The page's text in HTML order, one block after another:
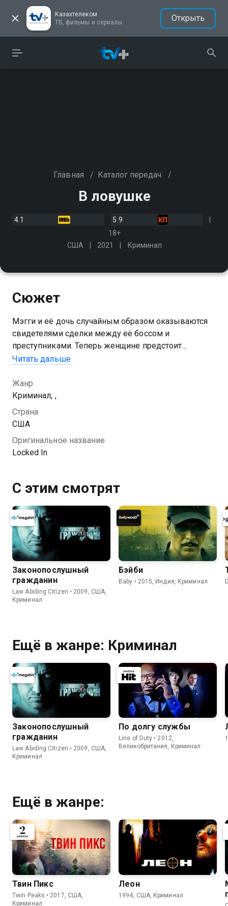
Казахтелеком
ТВ, фильмы и сериалы
Открыть
Главная / Каталог передач /
В ловушке
4.1
5.9
18+
США
2021 Криминал
Сюжет
Мэгги и её дочь случайным образом оказываются
свидетелями сделки между её боссом и
преступниками. Теперь женщине предстоит
защитить свою семью от наёмных убийц, которые
Читать дальше
Жанр
Криминал, ,
Страна
США
Оригинальное название
Locked In
С этим смотрят
Законопослушный
гражданин
Law Abiding Citizen • 2009, США,
Криминал
Бэйби
Baby • 2015, Индия, Криминал
Ещё в жанре: Криминал
Законопослушный
гражданин
Law Abiding Citizen • 2009, США,
Криминал
По долгу службы
Line of Duty • 2012,
Великобритания, Криминал
Ещё в жанре:
Твин Пикс
Twin Peaks • 2017, США,
Криминал
Леон
1994, США, Криминал